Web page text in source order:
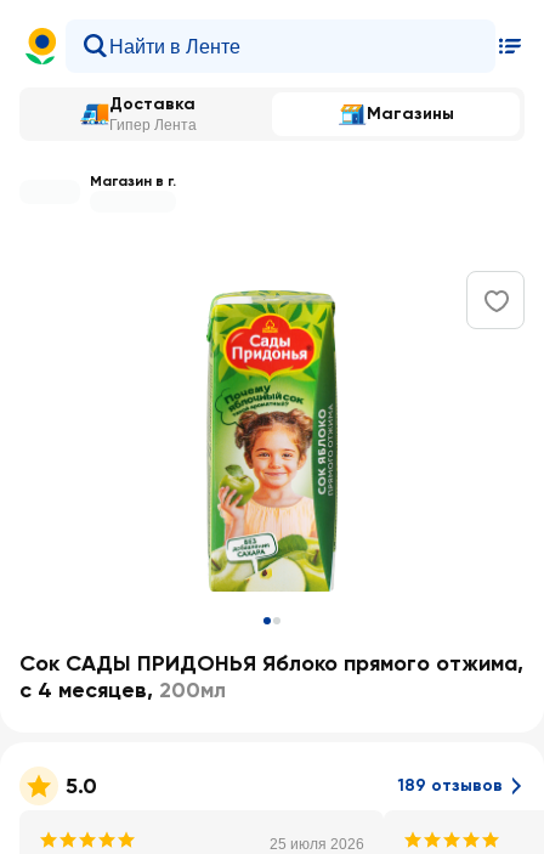
Доставка
Гипер Лента
Магазины
Магазин в г.
Сок САДЫ ПРИДОНЬЯ Яблоко прямого отжима,
с 4 месяцев, 200мл
5.0 189 отзывов
25 июля 2026